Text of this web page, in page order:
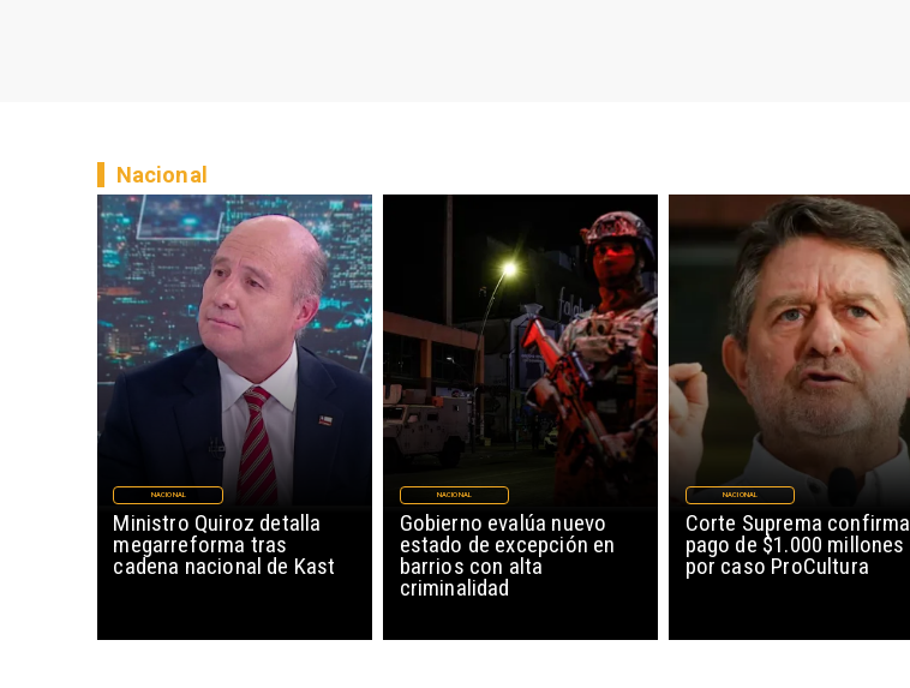
Ministro Quiroz detalla
megarreforma tras
cadena nacional de Kast
NACIONAL
Gobierno evalúa nuevo
estado de excepción en
barrios con alta
criminalidad
NACIONAL
Corte Suprema confirma
pago de $1.000 millones
por caso ProCultura
NACIONAL
Nacional